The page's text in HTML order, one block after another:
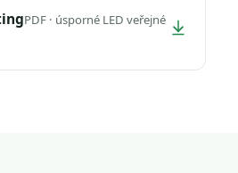
PDF · úsporné LED veřejné